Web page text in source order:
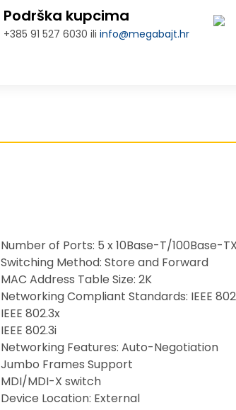
Podrška kupcima
+385 91 527 6030 iliinfo@megabajt.hr
Number of Ports: 5 x 10Base-T/100Base-
Switching Method: Store and Forward
MAC Address Table Size: 2K
Networking Compliant Standards: IEEE
IEEE 802.3x
IEEE 802.3i
Networking Features: Auto-Negotiation
Jumbo Frames Support
MDI/MDI-X switch
Device Location: External